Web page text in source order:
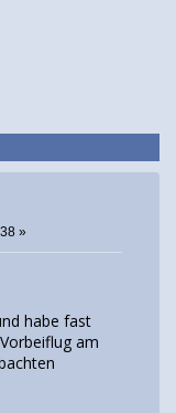
»
habe fast
am